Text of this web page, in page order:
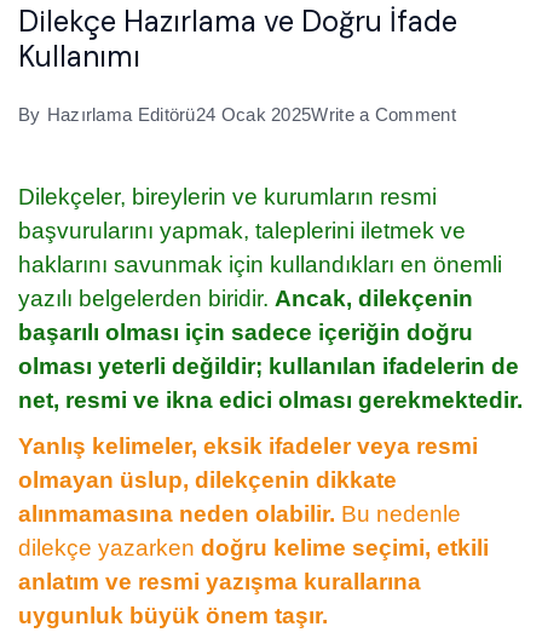
Dilekçe Hazırlama ve Doğru İfade
Kullanımı
By Hazırlama Editörü24 Ocak 2025Write a Commenton
Dilekçeler, bireylerin ve kurumların resmi
başvurularını yapmak, taleplerini iletmek ve
haklarını savunmak için kullandıkları en önemli
yazılı belgelerden biridir. Ancak, dilekçenin
başarılı olması için sadece içeriğin doğru
olması yeterli değildir; kullanılan ifadelerin de
net, resmi ve ikna edici olması gerekmektedir.
Yanlış kelimeler, eksik ifadeler veya resmi
olmayan üslup, dilekçenin dikkate
alınmamasına neden olabilir. Bu nedenle
dilekçe yazarken doğru kelime seçimi, etkili
anlatım ve resmi yazışma kurallarına
uygunluk büyük önem taşır.